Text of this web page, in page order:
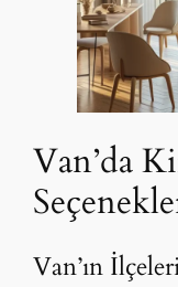
Van’da
Van’ın